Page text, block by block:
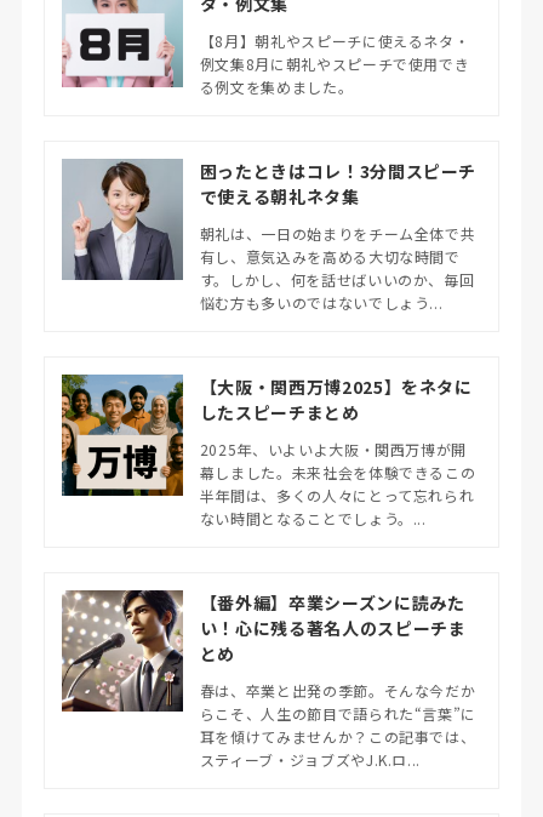
【8月】朝礼やスピーチに使えるネタ・
例文集8月に朝礼やスピーチで使用でき
る例文を集めました。
困ったときはコレ！3分間スピーチ
で使える朝礼ネタ集
朝礼は、一日の始まりをチーム全体で共
有し、意気込みを高める大切な時間で
す。しかし、何を話せばいいのか、毎回
悩む方も多いのではないでしょう...
【大阪・関西万博2025】をネタに
したスピーチまとめ
2025年、いよいよ大阪・関西万博が開
幕しました。​未来社会を体験できるこの
半年間は、多くの人々にとって忘れられ
ない時間となることでしょう。​...
【番外編】卒業シーズンに読みた
い！心に残る著名人のスピーチま
とめ
春は、卒業と出発の季節。そんな今だか
らこそ、人生の節目で語られた“言葉”に
耳を傾けてみませんか？この記事では、
スティーブ・ジョブズやJ.K.ロ...